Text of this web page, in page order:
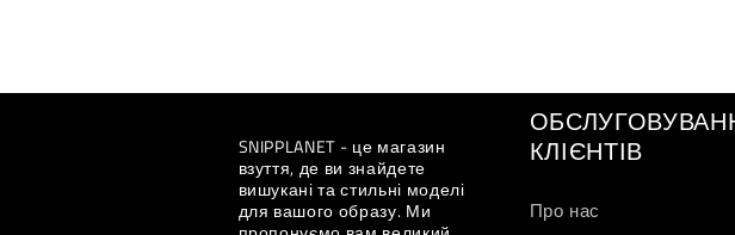
SNIPPLANET - це магазин
взуття, де ви знайдете
вишукані та стильні моделі
для вашого образу. Ми
КЛІЄНТІВ
Про нас